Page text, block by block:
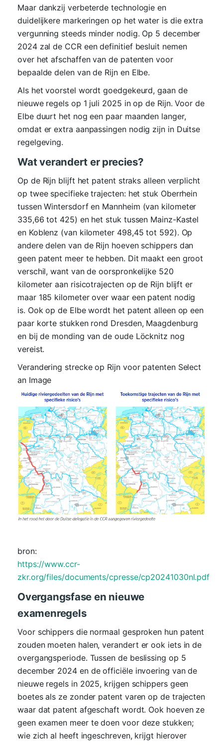
Maar dankzij verbeterde technologie en
duidelijkere markeringen op het water is die extra
vergunning steeds minder nodig. Op 5 december
2024 zal de CCR een definitief besluit nemen
over het afschaffen van de patenten voor
bepaalde delen van de Rijn en Elbe.
Als het voorstel wordt goedgekeurd, gaan de
nieuwe regels op 1 juli 2025 in op de Rijn. Voor de
Elbe duurt het nog een paar maanden langer,
omdat er extra aanpassingen nodig zijn in Duitse
regelgeving.
Wat verandert er precies?
Op de Rijn blijft het patent straks alleen verplicht
op twee specifieke trajecten: het stuk Oberrhein
tussen Wintersdorf en Mannheim (van kilometer
335,66 tot 425) en het stuk tussen Mainz-Kastel
en Koblenz (van kilometer 498,45 tot 592). Op
andere delen van de Rijn hoeven schippers dan
geen patent meer te hebben. Dit maakt een groot
verschil, want van de oorspronkelijke 520
kilometer aan risicotrajecten op de Rijn blijft er
maar 185 kilometer over waar een patent nodig
is. Ook op de Elbe wordt het patent alleen op een
paar korte stukken rond Dresden, Maagdenburg
en bij de monding van de oude Löcknitz nog
vereist.
Verandering strecke op Rijn voor patenten Select
an Image
bron:
https://www.ccr-
zkr.org/files/documents/cpresse/cp20241030nl.pdf
Overgangsfase en nieuwe
examenregels
Voor schippers die normaal gesproken hun patent
zouden moeten halen, verandert er ook iets in de
overgangsperiode. Tussen de beslissing op 5
december 2024 en de officiële invoering van de
nieuwe regels in 2025, krijgen schippers geen
boetes als ze zonder patent varen op de trajecten
waar dat patent afgeschaft wordt. Ook hoeven ze
geen examen meer te doen voor deze stukken;
wie zich al heeft ingeschreven, krijgt hierover